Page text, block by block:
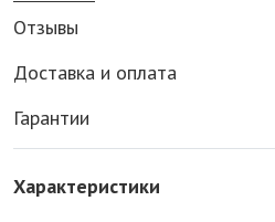
Отзывы
Доставка и оплата
Гарантии
Характеристики